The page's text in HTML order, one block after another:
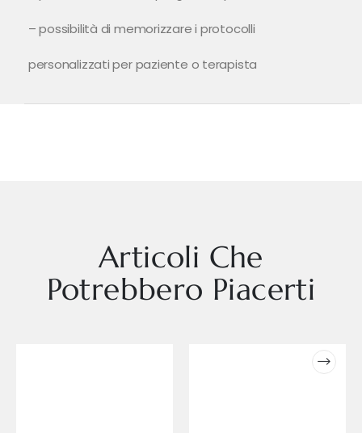
– possibilità di memorizzare i protocolli
personalizzati per paziente o terapista
Articoli Che
Potrebbero Piacerti